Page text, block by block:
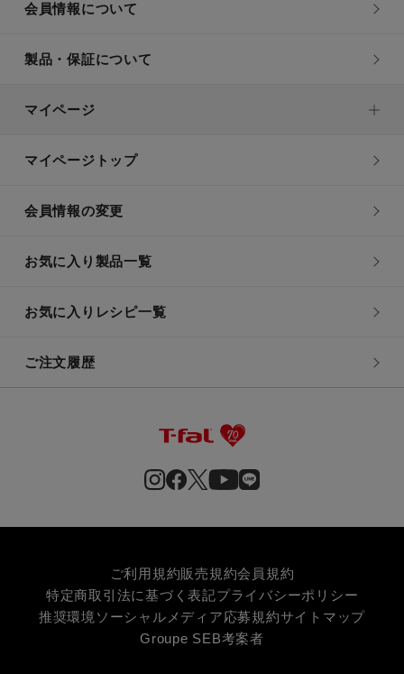
会員情報について
製品・保証について
マイページ
マイページトップ
会員情報の変更
お気に入り製品一覧
お気に入りレシピ一覧
ご注文履歴
ご利用規約販売規約会員規約
特定商取引法に基づく表記プライバシーポリシー
推奨環境 ソーシャルメディア応募規約サイトマップ
Groupe SEB考案者